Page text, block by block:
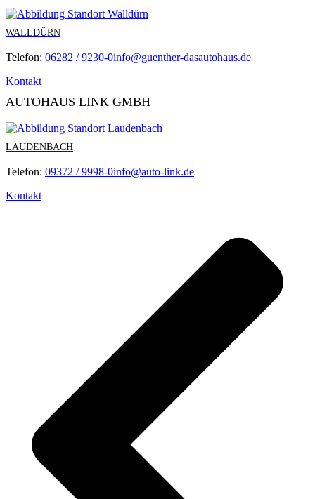
WALLDÜRN
Telefon: 06282 / 9230-0info@guenther-dasautohaus.de
Kontakt
AUTOHAUS LINK GMBH
LAUDENBACH
Telefon: 09372 / 9998-0info@auto-link.de
Kontakt